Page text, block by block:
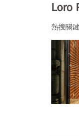
Loro
熱搜關